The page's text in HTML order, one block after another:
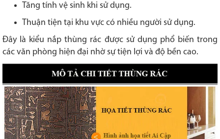
Tăng tính vệ sinh khi sử dụng.
Thuận tiện tại khu vực có nhiều người sử dụng.
Đây là kiểu nắp thùng rác được sử dụng phổ biến trong
các văn phòng hiện đại nhờ sự tiện lợi và độ bền cao.